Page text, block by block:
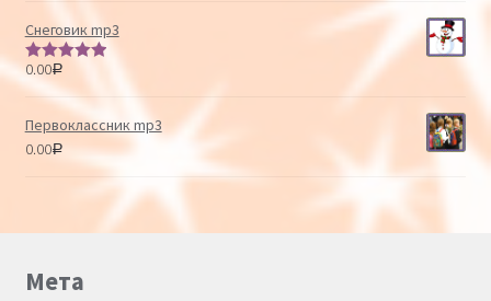
Снеговик mp3
Оценка
из 5
0.00Р
Первоклассник mp3
0.00Р
Мета